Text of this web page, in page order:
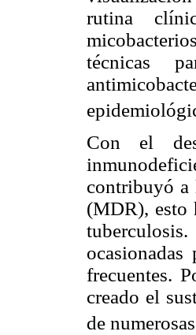
rutina
técnicas
Con el
contribuyó a
(MDR), esto
frecuentes.
creado el
de